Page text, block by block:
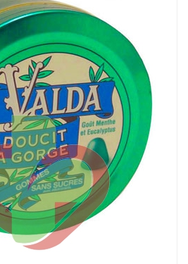
Zucchero 50 g